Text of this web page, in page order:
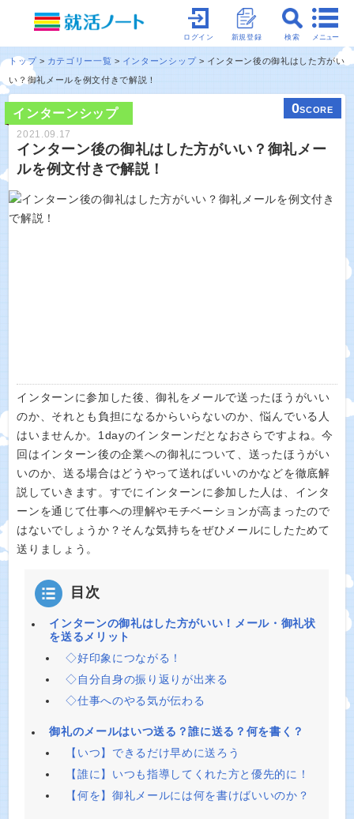
メニュー
検索
新規登録
ログイン
トップ カテゴリー一覧 インターンシップ
インターン後の御礼はした方がい
い？御礼メールを例文付きで解説！
インターンシップ 0SCORE
2021.09.17
インターン後の御礼はした方がいい？御礼メー
ルを例文付きで解説！
インターンに参加した後、御礼をメールで送ったほうがいい
のか、それとも負担になるからいらないのか、悩んでいる人
はいませんか。1dayのインターンだとなおさらですよね。今
回はインターン後の企業への御礼について、送ったほうがい
いのか、送る場合はどうやって送ればいいのかなどを徹底解
説していきます。すでにインターンに参加した人は、インタ
ーンを通じて仕事への理解やモチベーションが高まったので
はないでしょうか？そんな気持ちをぜひメールにしたためて
送りましょう。
目次
インターンの御礼はした方がいい！メール・御礼状
を送るメリット
◇好印象につながる！
◇自分自身の振り返りが出来る
◇仕事へのやる気が伝わる
御礼のメールはいつ送る？誰に送る？何を書く？
【いつ】できるだけ早めに送ろう
【誰に】いつも指導してくれた方と優先的に！
【何を】御礼メールには何を書けばいいのか？